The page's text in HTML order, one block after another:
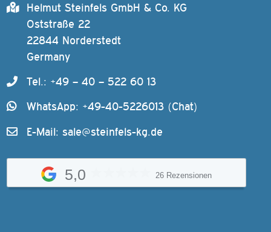
Helmut Steinfels GmbH & Co. KG
Oststraße 22
22844 Norderstedt
Germany
Tel.: +49 – 40 – 522 60 13
WhatsApp: +49-40-5226013 (Chat)
E-Mail: sale@steinfels-kg.de
5,0 26 Rezensionen